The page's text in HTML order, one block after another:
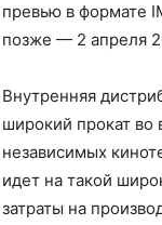
превью в формате
позже — 2 апреля
Внутренняя
широкий прокат во
независимых
идет на такой
затраты на